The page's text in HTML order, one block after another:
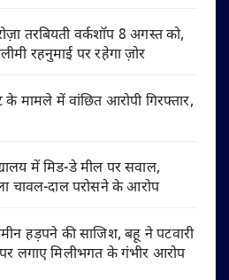
तरबियती वर्कशॉप 8 अगस्त को,
रहनुमाई पर रहेगा ज़ोर
के मामले में वांछित आरोपी गिरफ्तार,
में मिड-डे मील पर सवाल,
चावल-दाल परोसने के आरोप
हड़पने की साजिश, बहू ने पटवारी
पर लगाए मिलीभगत के गंभीर आरोप